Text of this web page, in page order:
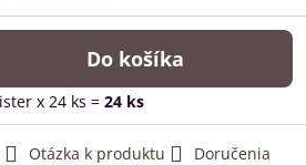
Do košíka
x 24 ks = 24 ks
Otázka k produktu Doručenia